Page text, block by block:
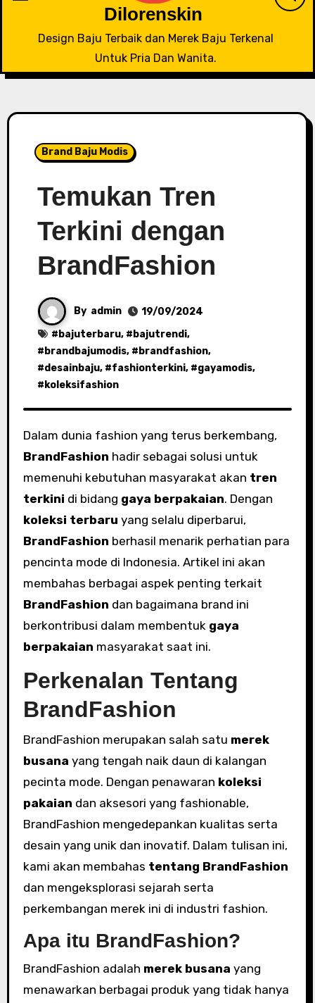
Dilorenskin
Design Baju Terbaik dan Merek Baju Terkenal
Untuk Pria Dan Wanita.
Brand Baju Modis
Temukan Tren
Terkini dengan
BrandFashion
By admin
19/09/2024
# bajuterbaru, # bajutrendi,
# brandbajumodis, # brandfashion,
#desainbaju, #fashionterkini, #gayamodis,
# koleksifashion
Dalam dunia fashion yang terus berkembang,
BrandFashion hadir sebagai solusi untuk
memenuhi kebutuhan masyarakat akan tren
terkini di bidang gaya berpakaian. Dengan
koleksi terbaru yang selalu diperbarui,
BrandFashion berhasil menarik perhatian para
pencinta mode di Indonesia. Artikel ini akan
membahas berbagai aspek penting terkait
BrandFashion dan bagaimana brand ini
berkontribusi dalam membentuk gaya
berpakaian masyarakat saat ini.
Perkenalan Tentang
BrandFashion
BrandFashion merupakan salah satu merek
busana yang tengah naik daun di kalangan
pecinta mode. Dengan penawaran koleksi
pakaian dan aksesori yang fashionable,
BrandFashion mengedepankan kualitas serta
desain yang unik dan inovatif. Dalam tulisan ini,
kami akan membahas tentang BrandFashion
dan mengeksplorasi sejarah serta
perkembangan merek ini di industri fashion.
Apa itu BrandFashion?
BrandFashion adalah merek busana yang
menawarkan berbagai produk yang tidak hanya